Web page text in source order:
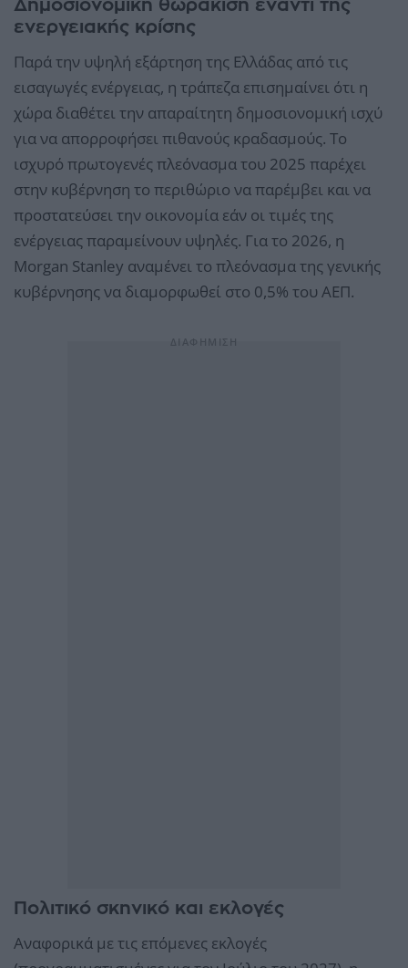
Δημοσιονομική θωράκιση έναντι της
ενεργειακής κρίσης
Παρά την υψηλή εξάρτηση της Ελλάδας από τις
εισαγωγές ενέργειας, η τράπεζα επισημαίνει ότι η
χώρα διαθέτει την απαραίτητη δημοσιονομική ισχύ
για να απορροφήσει πιθανούς κραδασμούς. Το
ισχυρό πρωτογενές πλεόνασμα του 2025 παρέχει
στην κυβέρνηση το περιθώριο να παρέμβει και να
προστατεύσει την οικονομία εάν οι τιμές της
ενέργειας παραμείνουν υψηλές. Για το 2026, η
Morgan Stanley αναμένει το πλεόνασμα της γενικής
κυβέρνησης να διαμορφωθεί στο 0,5% του ΑΕΠ.
Πολιτικό σκηνικό και εκλογές
Αναφορικά με τις επόμενες εκλογές